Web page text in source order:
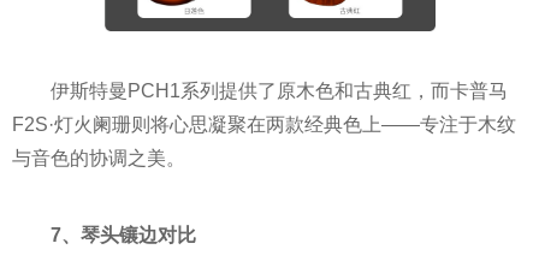
伊斯特曼PCH1系列提供了原木色和古典红，而卡普马
F2S·灯火阑珊则将心思凝聚在两款经典色上——专注于木纹
与音色的协调之美。
7、琴头镶边对比